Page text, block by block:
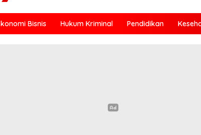
Bisnis Hukum Kriminal Pendidikan